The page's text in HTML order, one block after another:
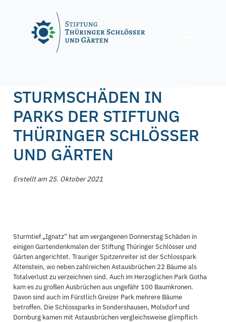
STURMSCHÄDEN IN
PARKS DER STIFTUNG
THÜRINGER SCHLÖSSER
UND GÄRTEN
Erstellt am 25. Oktober 2021
Sturmtief „Ignatz“ hat am vergangenen Donnerstag Schäden in
einigen Gartendenkmalen der Stiftung Thüringer Schlösser und
Gärten angerichtet. Trauriger Spitzenreiter ist der Schlosspark
Altenstein, wo neben zahlreichen Astausbrüchen 22 Bäume als
Totalverlust zu verzeichnen sind. Auch im Herzoglichen Park Gotha
kam es zu großen Ausbrüchen aus ungefähr 100 Baumkronen.
Davon sind auch im Fürstlich Greizer Park mehrere Bäume
betroffen. Die Schlossparks in Sondershausen, Molsdorf und
Dornburg kamen mit Astausbrüchen vergleichsweise glimpflich